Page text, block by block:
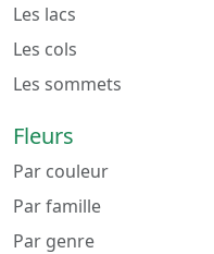
Les lacs
Les cols
Les sommets
Fleurs
Par couleur
Par famille
Par genre